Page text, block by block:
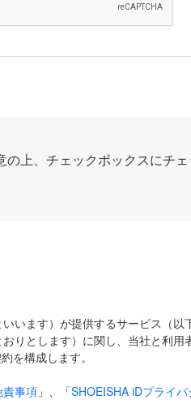
上、チェックボックスにチ
います）が提供するサービス（以
りとします）に関し、当社と利用
を構成します。
責事項 」、「SHOEISHA iDプライ